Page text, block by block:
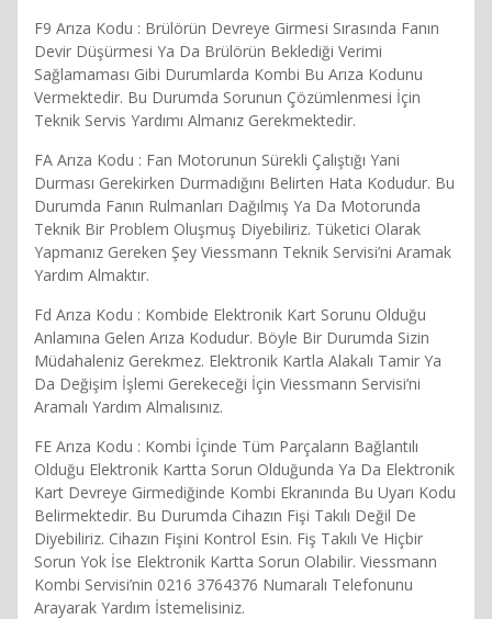
F9 Arıza Kodu : Brülörün Devreye Girmesi Sırasında Fanın
Devir Düşürmesi Ya Da Brülörün Beklediği Verimi
Sağlamaması Gibi Durumlarda Kombi Bu Arıza Kodunu
Vermektedir. Bu Durumda Sorunun Çözümlenmesi İçin
Teknik Servis Yardımı Almanız Gerekmektedir.
FA Arıza Kodu : Fan Motorunun Sürekli Çalıştığı Yani
Durması Gerekirken Durmadığını Belirten Hata Kodudur. Bu
Durumda Fanın Rulmanları Dağılmış Ya Da Motorunda
Teknik Bir Problem Oluşmuş Diyebiliriz. Tüketici Olarak
Yapmanız Gereken Şey Viessmann Teknik Servisi’ni Aramak
Yardım Almaktır.
Fd Arıza Kodu : Kombide Elektronik Kart Sorunu Olduğu
Anlamına Gelen Arıza Kodudur. Böyle Bir Durumda Sizin
Müdahaleniz Gerekmez. Elektronik Kartla Alakalı Tamir Ya
Da Değişim İşlemi Gerekeceği İçin Viessmann Servisi’ni
Aramalı Yardım Almalısınız.
FE Arıza Kodu : Kombi İçinde Tüm Parçaların Bağlantılı
Olduğu Elektronik Kartta Sorun Olduğunda Ya Da Elektronik
Kart Devreye Girmediğinde Kombi Ekranında Bu Uyarı Kodu
Belirmektedir. Bu Durumda Cihazın Fişi Takılı Değil De
Diyebiliriz. Cihazın Fişini Kontrol Esin. Fiş Takılı Ve Hiçbir
Sorun Yok İse Elektronik Kartta Sorun Olabilir. Viessmann
Kombi Servisi’nin 0216 3764376 Numaralı Telefonunu
Arayarak Yardım İstemelisiniz.